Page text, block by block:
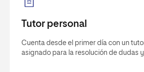
Tutor personal
Cuenta desde el primer día con un
asignado para la resolución de dudas